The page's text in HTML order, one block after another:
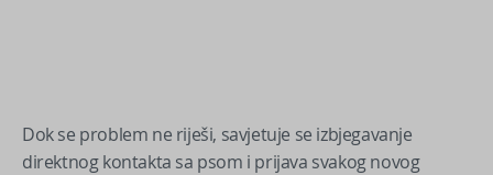
Dok se problem ne riješi, savjetuje se izbjegavanje
direktnog kontakta sa psom i prijava svakog novog